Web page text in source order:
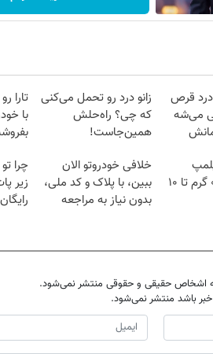
درد قرص
می‌شه
زانو درد رو تحمل می‌کنی
که چی؟ راه‌حلش
همین‌جاست!
تارا
طلاسی، از ۰.۵ گرم تا ۱۰
خلافی خودروتو الان
ببین، با پلاک و کد ملی،
بدون نیاز به مراجعه
چرا
زیر
اشخاص حقیقی و حقوقی منتشر نمی‌شود.
خبر باشد منتشر نمی‌شود.